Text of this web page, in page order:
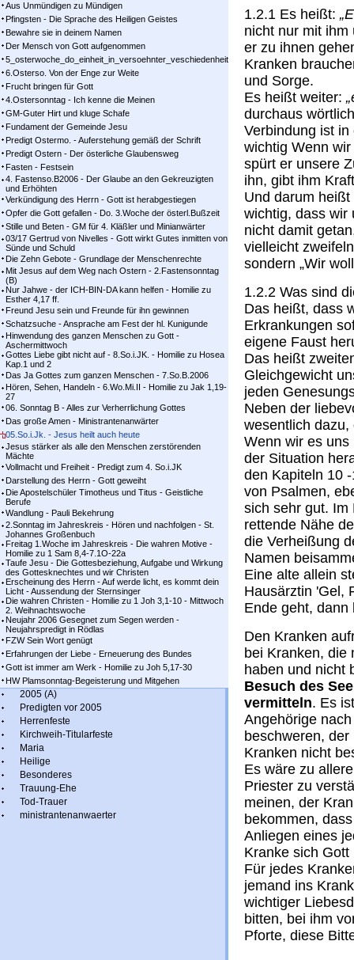
Aus Unmündigen zu Mündigen
Pfingsten - Die Sprache des Heiligen Geistes
Bewahre sie in deinem Namen
Der Mensch von Gott aufgenommen
5_osterwoche_do_einheit_in_versoehnter_veschiedenheit
6.Osterso. Von der Enge zur Weite
Frucht bringen für Gott
4.Ostersonntag - Ich kenne die Meinen
GM-Guter Hirt und kluge Schafe
Fundament der Gemeinde Jesu
Predigt Ostermo. - Auferstehung gemäß der Schrift
Predigt Ostern - Der österliche Glaubensweg
Fasten - Festsein
4. Fastenso.B2006 - Der Glaube an den Gekreuzigten
und Erhöhten
Verkündigung des Herrn - Gott ist herabgestiegen
Opfer die Gott gefallen - Do. 3.Woche der österl.Bußzeit
Stille und Beten - GM für 4. Kläßler und Minianwärter
03/17 Gertrud von Nivelles - Gott wirkt Gutes inmitten von
Sünde und Schuld
Die Zehn Gebote - Grundlage der Menschenrechte
Mit Jesus auf dem Weg nach Ostern - 2.Fastensonntag
(B)
Nur Jahwe - der ICH-BIN-DA kann helfen - Homilie zu
Esther 4,17 ff.
Freund Jesu sein und Freunde für ihn gewinnen
Schatzsuche - Ansprache am Fest der hl. Kunigunde
Hinwendung des ganzen Menschen zu Gott -
Aschermittwoch
Gottes Liebe gibt nicht auf - 8.So.i.JK. - Homilie zu Hosea
Kap.1 und 2
Das Ja Gottes zum ganzen Menschen - 7.So.B.2006
Hören, Sehen, Handeln - 6.Wo.Mi.II - Homilie zu Jak 1,19-
27
06. Sonntag B - Alles zur Verherrlichung Gottes
Das große Amen - Ministrantenanwärter
05.So.i.Jk. - Jesus heilt auch heute
Jesus stärker als alle den Menschen zerstörenden
Mächte
Vollmacht und Freiheit - Predigt zum 4. So.i.JK
Darstellung des Herrn - Gott geweiht
Die Apostelschüler Timotheus und Titus - Geistliche
Berufe
Wandlung - Pauli Bekehrung
2.Sonntag im Jahreskreis - Hören und nachfolgen - St.
Johannes Großenbuch
Freitag 1.Woche im Jahreskreis - Die wahren Motive -
Homilie zu 1 Sam 8,4-7.1O-22a
Taufe Jesu - Die Gottesbeziehung, Aufgabe und Wirkung
des Gottesknechtes und wir Christen
Erscheinung des Herrn - Auf werde licht, es kommt dein
Licht - Aussendung der Sternsinger
Die wahren Christen - Homilie zu 1 Joh 3,1-10 - Mittwoch
2. Weihnachtswoche
Neujahr 2006 Gesegnet zum Segen werden -
Neujahrspredigt in Rödlas
FZW Sein Wort genügt
Erfahrungen der Liebe - Erneuerung des Bundes
Gott ist immer am Werk - Homilie zu Joh 5,17-30
HW Plamsonntag-Begeisterung und Mitgehen
2005 (A)
Predigten vor 2005
Herrenfeste
Kirchweih-Titularfeste
Maria
Heilige
Besonderes
Trauung-Ehe
Tod-Trauer
ministrantenanwaerter
1.2.1 Es heißt:
nicht nur mit ihm
er zu ihnen
Kranken
und Sorge.
Es heißt weiter:
durchaus
Verbindung ist
wichtig Wenn
spürt er unsere
ihn, gibt ihm
Und darum
wichtig, dass wir
nicht damit
vielleicht
sondern „Wir
1.2.2 Was sind
Das heißt, dass
Erkrankungen
eigene Faust
Das heißt
Gleichgewicht
jeden
Neben der
wesentlich
Wenn wir es
der Situation
den Kapiteln 10
von Psalmen,
sich sehr gut. Im
rettende Nähe
die Verheißung
Namen
Eine alte allein
Hausärztin 'Gel,
Ende geht, dann
Den Kranken
bei Kranken, die
haben und nicht
Besuch des
vermitteln. Es
Angehörige
beschweren,
Kranken nicht
Es wäre zu
Priester zu
meinen, der
bekommen,
Anliegen eines
Kranke sich
Für jedes
jemand ins
wichtiger
bitten, bei ihm
Pforte, diese